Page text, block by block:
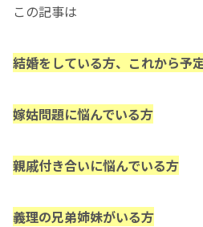
この記事は
結婚をしている方、これから予
嫁姑問題に悩んでいる方
親戚付き合いに悩んでいる方
義理の兄弟姉妹がいる方